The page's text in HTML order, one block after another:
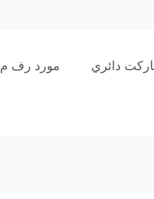
دائري مورد رف م抗-duty